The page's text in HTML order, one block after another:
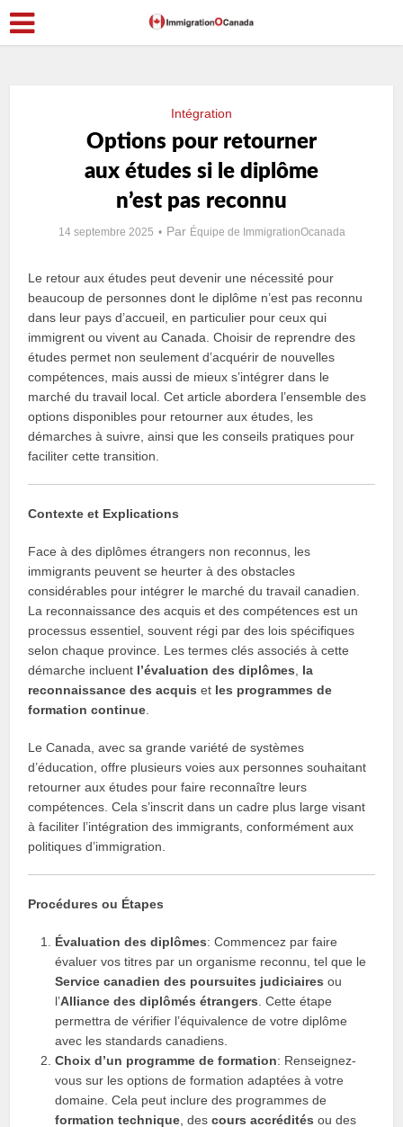
Intégration
Options pour retourner
aux études si le diplôme
n’est pas reconnu
14 septembre 2025 Par Équipe de ImmigrationOcanada
Le retour aux études peut devenir une nécessité pour
beaucoup de personnes dont le diplôme n’est pas reconnu
dans leur pays d’accueil, en particulier pour ceux qui
immigrent ou vivent au Canada. Choisir de reprendre des
études permet non seulement d’acquérir de nouvelles
compétences, mais aussi de mieux s’intégrer dans le
marché du travail local. Cet article abordera l’ensemble des
options disponibles pour retourner aux études, les
démarches à suivre, ainsi que les conseils pratiques pour
faciliter cette transition.
Contexte et Explications
Face à des diplômes étrangers non reconnus, les
immigrants peuvent se heurter à des obstacles
considérables pour intégrer le marché du travail canadien.
La reconnaissance des acquis et des compétences est un
processus essentiel, souvent régi par des lois spécifiques
selon chaque province. Les termes clés associés à cette
démarche incluent l’évaluation des diplômes
la
reconnaissance des acquis et les programmes de
formation continue
Le Canada, avec sa grande variété de systèmes
d’éducation, offre plusieurs voies aux personnes souhaitant
retourner aux études pour faire reconnaître leurs
compétences. Cela s’inscrit dans un cadre plus large visant
à faciliter l’intégration des immigrants, conformément aux
politiques d’immigration.
Procédures ou Étapes
Évaluation des diplômes: Commencez par faire
évaluer vos titres par un organisme reconnu, tel que le
Service canadien des poursuites judiciaires ou
l’Alliance des diplômés étrangers . Cette étape
permettra de vérifier l’équivalence de votre diplôme
avec les standards canadiens.
Choix d’un programme de formation: Renseignez-
vous sur les options de formation adaptées à votre
domaine. Cela peut inclure des programmes de
formation technique , descours accrédités ou des